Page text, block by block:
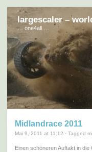
largescaler –
… one4all …
Midlandrace 2011
Mai 9, 2011 at 11:12 · Tagged
Einen schöneren Auftakt in